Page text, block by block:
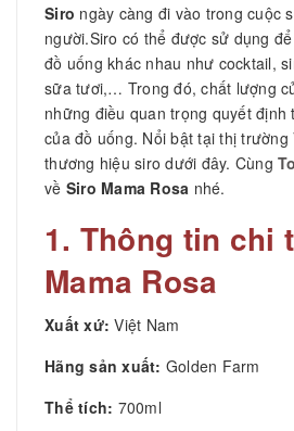
Siro ngày càng đi vào trong cuộc
người.Siro có thể được sử dụng
đồ uống khác nhau như cocktail,
sữa tươi,… Trong đó, chất lượng
những điều quan trọng quyết định
của đồ uống. Nổi bật tại thị trường
thương hiệu siro dưới đây. Cùng
về Siro Mama Rosa nhé.
1. Thông tin chi
Mama Rosa
Xuất xứ: Việt Nam
Hãng sản xuất: Golden Farm
Thể tích: 700ml